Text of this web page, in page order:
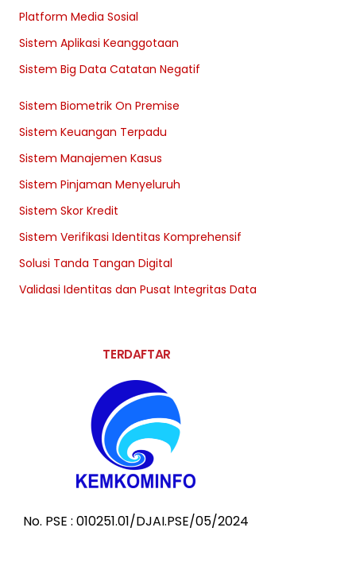
Platform Media Sosial
Sistem Aplikasi Keanggotaan
Sistem Big Data Catatan Negatif
Sistem Biometrik On Premise
Sistem Keuangan Terpadu
Sistem Manajemen Kasus
Sistem Pinjaman Menyeluruh
Sistem Skor Kredit
Sistem Verifikasi Identitas Komprehensif
Solusi Tanda Tangan Digital
Validasi Identitas dan Pusat Integritas Data
TERDAFTAR
No. PSE : 010251.01/DJAI.PSE/05/2024